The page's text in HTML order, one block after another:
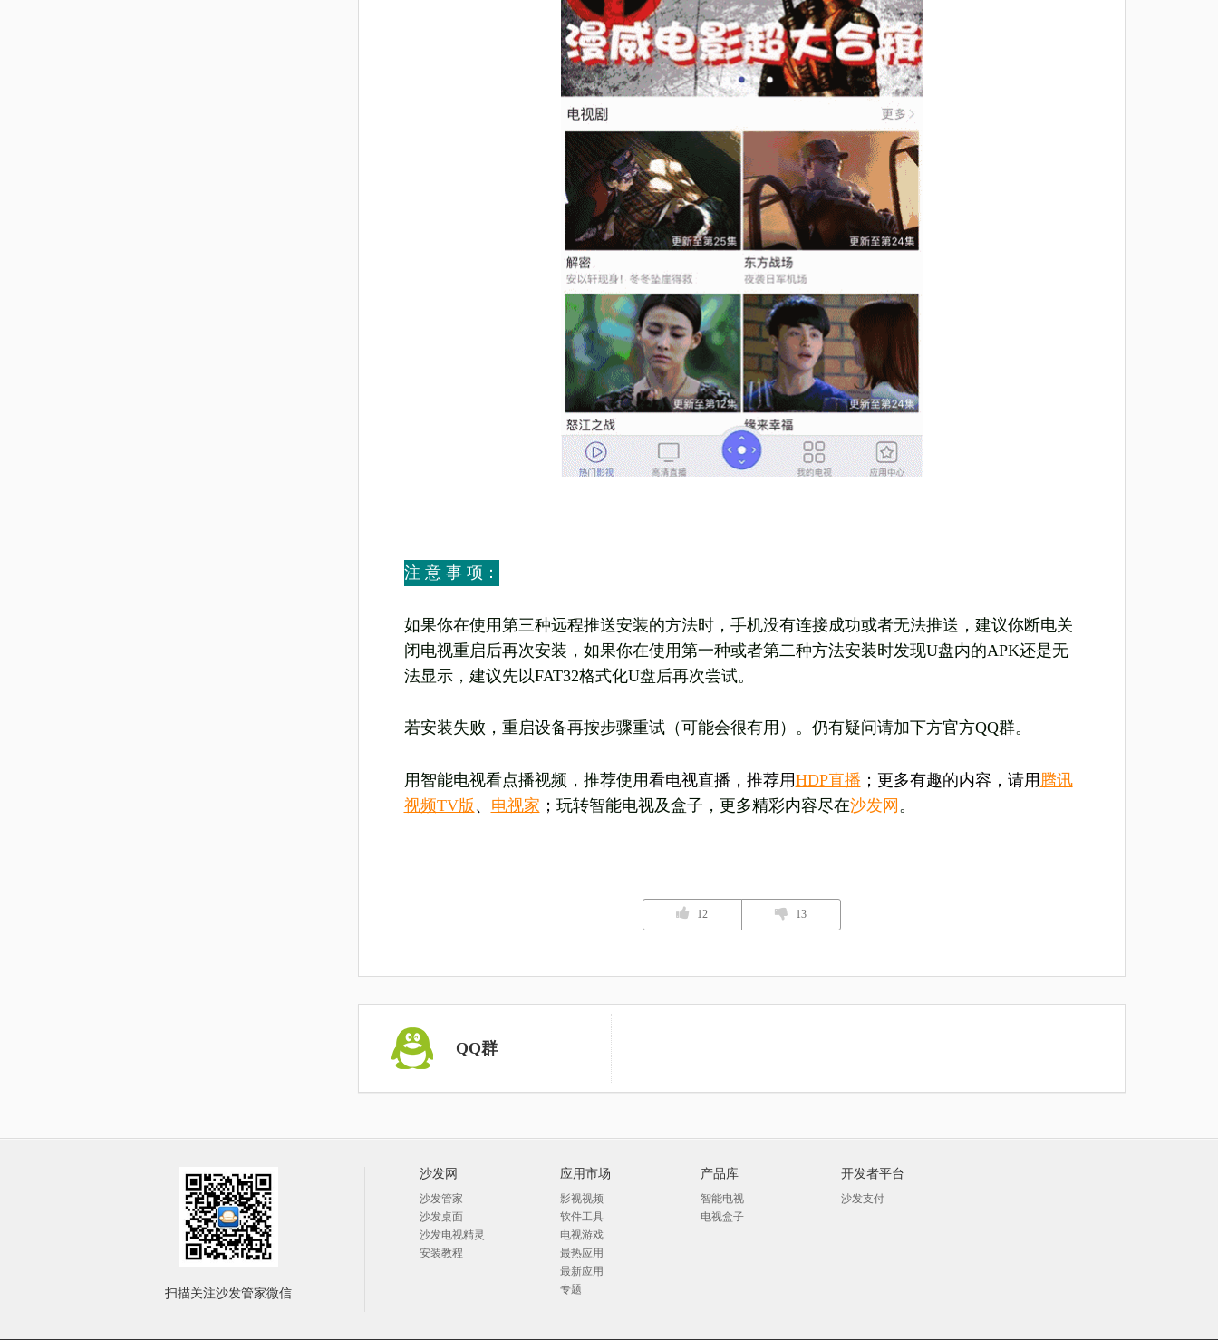
注 意 事 项：
如果你在使用第三种远程推送安装的方法时，手机没有连接成功或者无法推送，建议你断电关
闭电视重启后再次安装，如果你在使用第一种或者第二种方法安装时发现U盘内的APK还是无
法显示，建议先以FAT32格式化U盘后再次尝试。
若安装失败，重启设备再按步骤重试（可能会很有用）。仍有疑问请加下方官方QQ群。
用智能电视看点播视频，推荐使用看电视直播，推荐用HDP直播 ；更多有趣的内容，请用 腾讯
视频TV版 、 电视家 ； 玩转智能电视及盒子，更多精彩内容尽在沙发网 。
12 13
QQ群
扫描关注沙发管家微信
沙发网
沙发管家
沙发桌面
沙发电视精灵
安装教程
应用市场
影视视频
软件工具
电视游戏
最热应用
最新应用
专题
产品库
智能电视
电视盒子
开发者平台
沙发支付